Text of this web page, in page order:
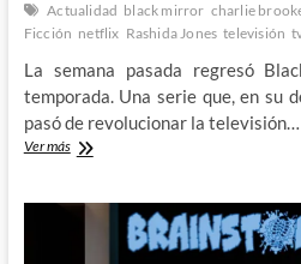
Actualidad black mirror charlie
Ficción netflix Rashida Jones televisión
La semana pasada regresó
temporada. Una serie que, en su
pasó de revolucionar la televisión…
Ver másBlack
en